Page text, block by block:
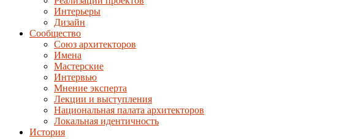
Интерьеры
Дизайн
Сообщество
Союз архитекторов
Имена
Мастерские
Интервью
Мнение эксперта
Лекции и выступления
Национальная палата архитекторов
Локальная идентичность
История